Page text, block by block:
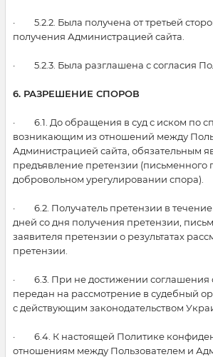
· 5.2.2. Была получена от третьей
получения Администрацией сайта.
· 5.2.3. Была разглашена с согласия
6. РАЗРЕШЕНИЕ СПОРОВ
· 6.1. До обращения в суд с иском по
возникающим из отношений между
Администрацией сайта, обязательным
предъявление претензии (письменного
добровольном урегулировании спора).
· 6.2. Получатель претензии в
дней со дня получения претензии,
заявителя претензии о результатах
претензии.
· 6.3. При не достижении соглашения
передан на рассмотрение в судебный
с действующим законодательством
· 6.4. К настоящей Политике
отношениям между Пользователем и